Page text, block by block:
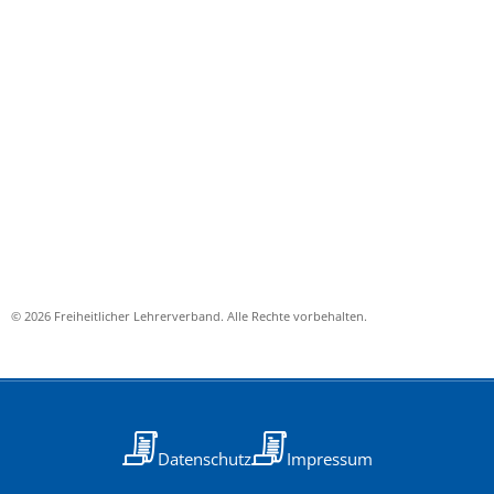
© 2026 Freiheitlicher Lehrerverband. Alle Rechte vorbehalten.
Datenschutz Impressum